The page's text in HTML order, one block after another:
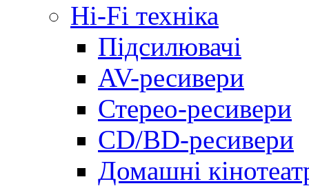
Hi-Fi техніка
Підсилювачі
AV-ресивери
Стерео-ресивери
CD/BD-ресивери
Домашні